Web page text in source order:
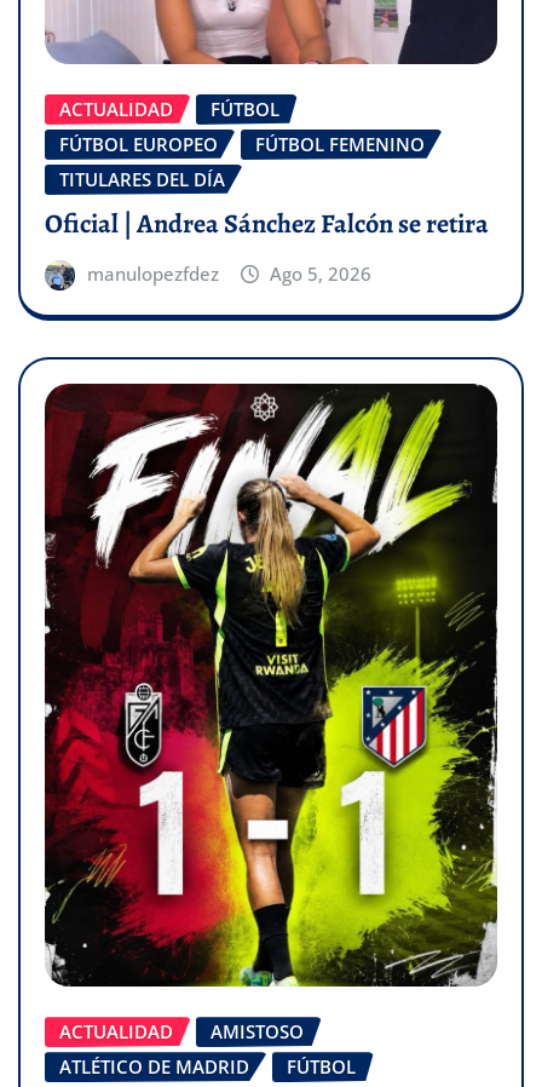
ACTUALIDAD
FÚTBOL
FÚTBOL EUROPEO
FÚTBOL FEMENINO
TITULARES DEL DÍA
Oficial | Andrea Sánchez Falcón se retira
manulopezfdez Ago 5, 2026
ACTUALIDAD
AMISTOSO
ATLÉTICO DE MADRID
FÚTBOL